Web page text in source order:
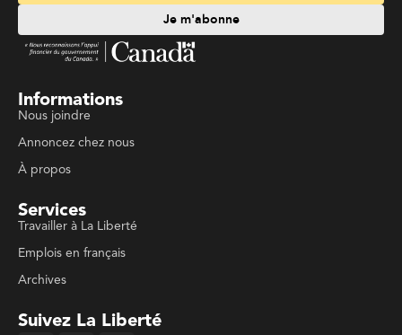
Je m'abonne
Informations
Nous joindre
Annoncez chez nous
À propos
Services
Travailler à La Liberté
Emplois en français
Archives
Suivez La Liberté